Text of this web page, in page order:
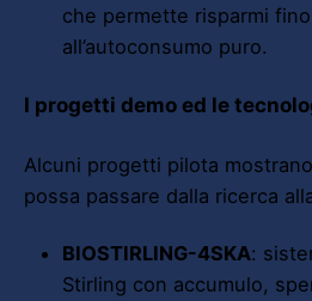
che permette risparmi
all’autoconsumo puro.
I progetti demo ed le
Alcuni progetti pilota
possa passare dalla ricerca
BIOSTIRLING-4SKA:
Stirling con accumulo,